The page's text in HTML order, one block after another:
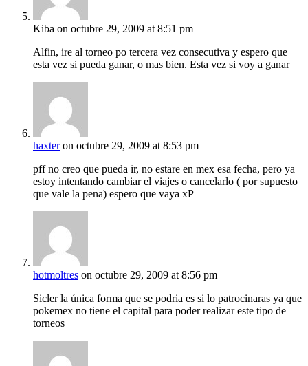
Kiba on octubre 29, 2009 at 8:51 pm
Alfin, ire al torneo po tercera vez consecutiva y espero que
esta vez si pueda ganar, o mas bien. Esta vez si voy a ganar
haxter on octubre 29, 2009 at 8:53 pm
pff no creo que pueda ir, no estare en mex esa fecha, pero ya
estoy intentando cambiar el viajes o cancelarlo ( por supuesto
que vale la pena) espero que vaya xP
hotmoltres on octubre 29, 2009 at 8:56 pm
Sicler la única forma que se podria es si lo patrocinaras ya que
pokemex no tiene el capital para poder realizar este tipo de
torneos